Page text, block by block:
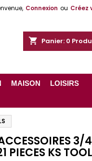
Connexion ou Créez
shopping_cart Panier: 0
MAISON
LOISIRS
3/
PIECES KS